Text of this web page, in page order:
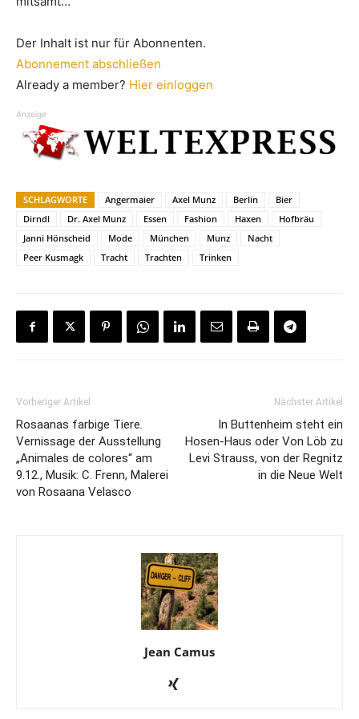
Der Inhalt ist nur für Abonnenten.
Abonnement abschließen
Already a member? Hier einloggen
Anzeige
SCHLAGWORTE Angermaier Axel Munz Berlin
Bier
Dirndl
Dr. Axel Munz Essen Fashion Haxen
Hofbräu
Janni Hönscheid
Mode München Munz
Nacht
Peer Kusmagk
Tracht Trachten Trinken
Vorheriger Artikel
Rosaanas farbige Tiere.
Vernissage der Ausstellung
„Animales de colores“ am
9.12., Musik: C. Frenn, Malerei
von Rosaana Velasco
Nächster Artikel
In Buttenheim steht ein
Hosen-Haus oder Von Löb zu
Levi Strauss, von der Regnitz
in die Neue Welt
Jean Camus